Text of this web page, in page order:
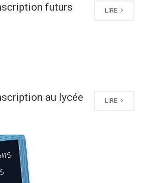
LIRE
futurs
LIRE
au lycée